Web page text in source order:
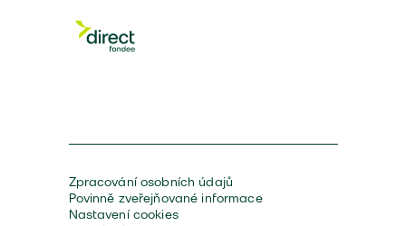
Zpracování osobních údajů
Povinně zveřejňované informace
Nastavení cookies